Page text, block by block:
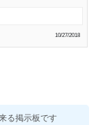
10/27/2018
る掲示板です